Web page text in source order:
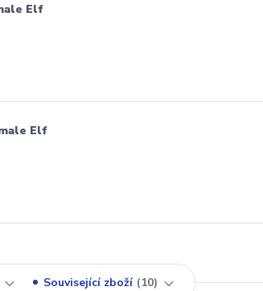
Elf
Elf
Související zboží 10